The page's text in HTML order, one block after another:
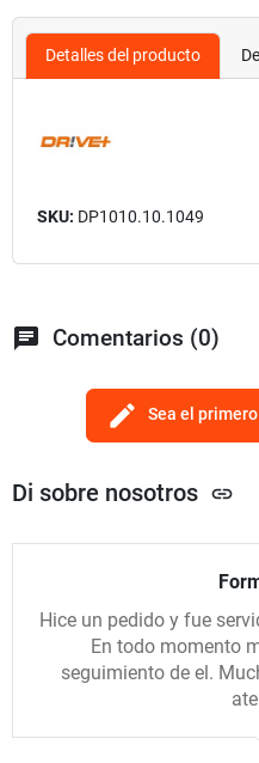
Detalles del producto
SKU: DP1010.10.1049
chat Comentarios (0)
edit Sea el
Di sobre nosotros link
Hice un pedido y fue
En todo momento
seguimiento de el.